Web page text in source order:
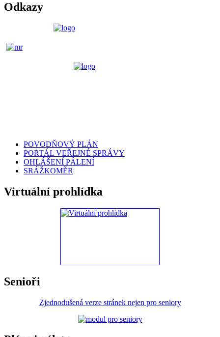
Odkazy
POVODŇOVÝ PLÁN
PORTÁL VEŘEJNÉ SPRÁVY
OHLÁŠENÍ PÁLENÍ
SRÁŽKOMĚR
Virtuální prohlídka
Senioři
Zjednodušená verze stránek nejen pro seniory